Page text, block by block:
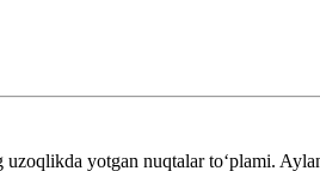
uzoqlikda yotgan nuqtalar toʻplami.